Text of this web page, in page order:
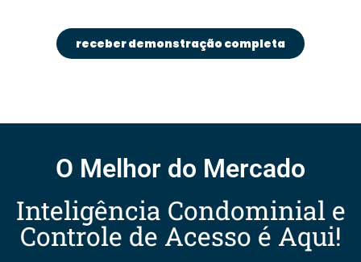
receber demonstração completa
O Melhor do Mercado
Inteligência Condominial e
Controle de Acesso é Aqui!